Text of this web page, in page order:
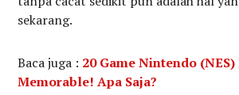
sekarang.
Baca juga : 20 Game Nintendo
Memorable! Apa Saja?